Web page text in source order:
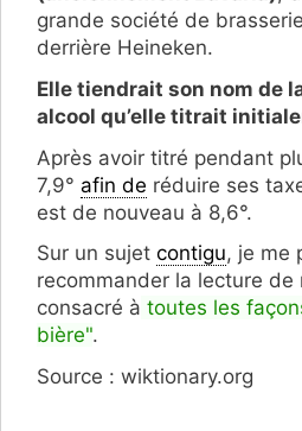
grande société de
derrière Heineken.
Elle tiendrait son nom de
alcool qu’elle titrait
Après avoir titré pendant
7,9° afin de réduire ses
est de nouveau à 8,6°.
Sur un sujet contigu, je me
recommander la lecture de
consacré à toutes les
bière".
Source : wiktionary.org